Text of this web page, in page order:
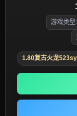
游戏类
1.80复古火龙523sy